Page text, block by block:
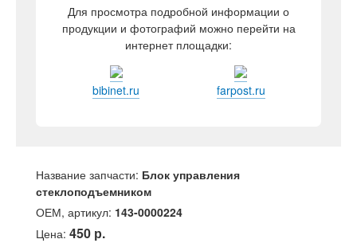
Для просмотра подробной информации о
продукции и фотографий можно перейти на
интернет площадки:
bibinet.ru farpost.ru
Название запчасти: Блок управления
стеклоподъемником
ОЕМ, артикул: 143-0000224
Цена: 450 р.